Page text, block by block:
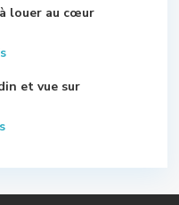
louer au cœur
et vue sur